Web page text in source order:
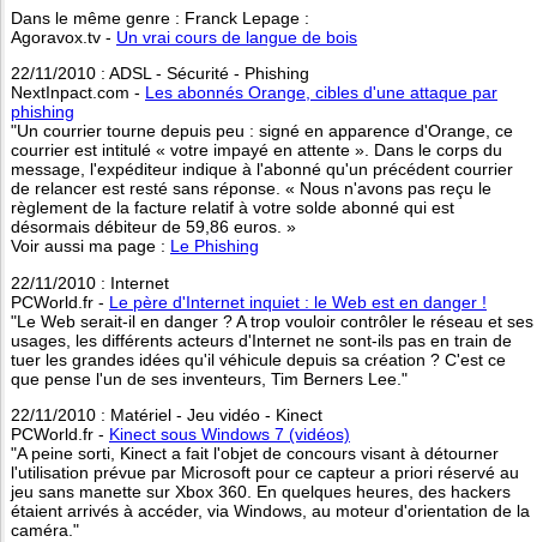
Dans le même genre : Franck Lepage :
Agoravox.tv - Un vrai cours de langue de bois
22/11/2010 : ADSL - Sécurité - Phishing
NextInpact.com - Les abonnés Orange, cibles d'une attaque par
phishing
"Un courrier tourne depuis peu : signé en apparence d'Orange, ce
courrier est intitulé « votre impayé en attente ». Dans le corps du
message, l'expéditeur indique à l'abonné qu'un précédent courrier
de relancer est resté sans réponse. « Nous n'avons pas reçu le
règlement de la facture relatif à votre solde abonné qui est
désormais débiteur de 59,86 euros. »
Voir aussi ma page : Le Phishing
22/11/2010 : Internet
PCWorld.fr - Le père d'Internet inquiet : le Web est en danger !
"Le Web serait-il en danger ? A trop vouloir contrôler le réseau et ses
usages, les différents acteurs d'Internet ne sont-ils pas en train de
tuer les grandes idées qu'il véhicule depuis sa création ? C'est ce
que pense l'un de ses inventeurs, Tim Berners Lee."
22/11/2010 : Matériel - Jeu vidéo - Kinect
PCWorld.fr - Kinect sous Windows 7 (vidéos)
"A peine sorti, Kinect a fait l'objet de concours visant à détourner
l'utilisation prévue par Microsoft pour ce capteur a priori réservé au
jeu sans manette sur Xbox 360. En quelques heures, des hackers
étaient arrivés à accéder, via Windows, au moteur d'orientation de la
caméra."